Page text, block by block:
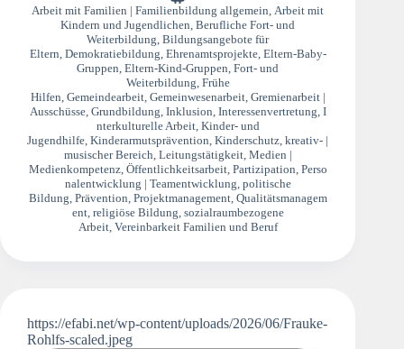
Arbeit mit Familien | Familienbildung allgemein,Arbeit mit
Kindern und Jugendlichen,Berufliche Fort- und
Weiterbildung,Bildungsangebote für
Eltern, Demokratiebildung, Ehrenamtsprojekte, Eltern-Baby-
Gruppen,Eltern-Kind-Gruppen,Fort- und
Weiterbildung, Frühe
Hilfen, Gemeindearbeit, Gemeinwesenarbeit, Gremienarbeit |
Ausschüsse, Grundbildung, Inklusion, Interessenvertretung, I
nterkulturelle Arbeit, Kinder- und
Jugendhilfe,Kinderarmutsprävention,Kinderschutz,kreativ- |
musischer Bereich, Leitungstätigkeit, Medien |
Medienkompetenz, Öffentlichkeitsarbeit, Partizipation, Perso
nalentwicklung | Teamentwicklung, politische
Bildung, Prävention, Projektmanagement, Qualitätsmanagem
ent, religiöse Bildung, sozialraumbezogene
Arbeit, Vereinbarkeit Familien und Beruf
https://efabi.net/wp-content/uploads/2026/06/Frauke-
Rohlfs-scaled.jpeg